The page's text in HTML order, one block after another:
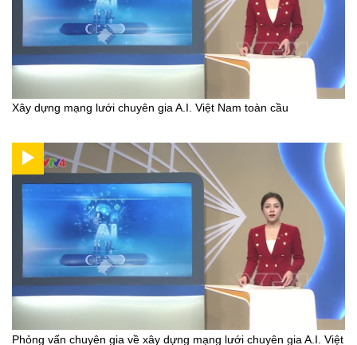
Xây dựng mạng lưới chuyên gia A.I. Việt Nam toàn cầu
Phỏng vấn chuyên gia về xây dựng mạng lưới chuyên gia A.I. Việt